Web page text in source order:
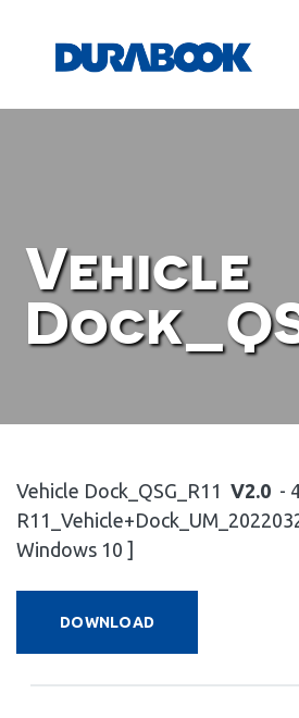
Vehicle
Vehicle Dock_QSG_R11 V2.0 -
Windows 10 ]
DOWNLOAD